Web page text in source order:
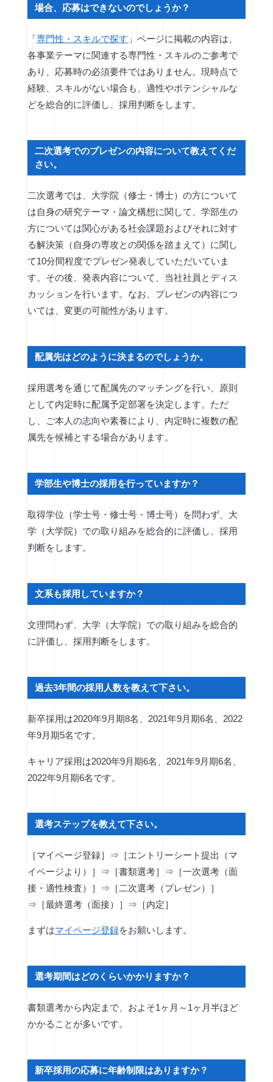
場合、応募はできないのでしょうか？
「専門性・スキルで探す 」ページに掲載の内容は、
各事業テーマに関連する専門性・スキルのご参考で
あり、応募時の必須要件ではありません。現時点で
経験、スキルがない場合も、適性やポテンシャルな
どを総合的に評価し、採用判断をします。
二次選考でのプレゼンの内容について教えてくだ
さい。
二次選考では、大学院（修士・博士）の方について
は自身の研究テーマ・論文構想に関して、学部生の
方については関心がある社会課題およびそれに対す
る解決策（自身の専攻との関係を踏まえて）に関し
て10分間程度でプレゼン発表していただいていま
す。その後、発表内容について、当社社員とディス
カッションを行います。なお、プレゼンの内容につ
いては、変更の可能性があります。
配属先はどのように決まるのでしょうか。
採用選考を通じて配属先のマッチングを行い、原則
として内定時に配属予定部署を決定します。ただ
し、ご本人の志向や素養により、内定時に複数の配
属先を候補とする場合があります。
学部生や博士の採用を行っていますか？
取得学位（学士号・修士号・博士号）を問わず、大
学（大学院）での取り組みを総合的に評価し、採用
判断をします。
文系も採用していますか？
文理問わず、大学（大学院）での取り組みを総合的
に評価し、採用判断をします。
過去3年間の採用人数を教えて下さい。
新卒採用は2020年9月期8名、2021年9月期6名、2022
年9月期5名です。
キャリア採用は2020年9月期6名、2021年9月期6名、
2022年9月期6名です。
選考ステップを教えて下さい。
［マイページ登録］⇒［エントリーシート提出（マ
イページより）］⇒［書類選考］⇒［一次選考（面
接・適性検査）］⇒［二次選考（プレゼン）］
⇒［最終選考（面接）］⇒［内定］
まずはマイページ登録をお願いします。
選考期間はどのくらいかかりますか？
書類選考から内定まで、およそ1ヶ月～1ヶ月半ほど
かかることが多いです。
新卒採用の応募に年齢制限はありますか？